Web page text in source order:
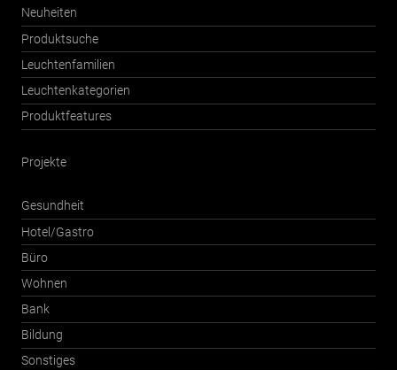
Neuheiten
Produktsuche
Leuchtenfamilien
Leuchtenkategorien
Produktfeatures
Projekte
Gesundheit
Hotel/Gastro
Büro
Wohnen
Bank
Bildung
Sonstiges